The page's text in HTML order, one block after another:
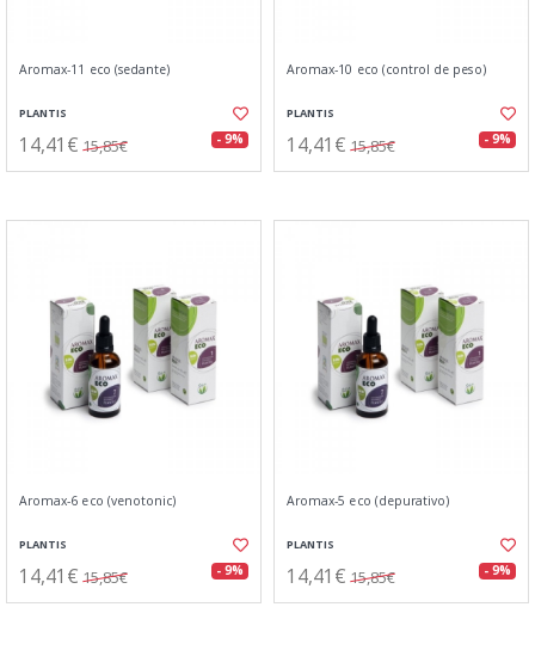
Aromax-11 eco (sedante)
PLANTIS
14,41€ 15,85€ - 9%
Aromax-10 eco (control de peso)
PLANTIS
14,41€ 15,85€ - 9%
Aromax-6 eco (venotonic)
PLANTIS
14,41€ 15,85€ - 9%
Aromax-5 eco (depurativo)
PLANTIS
14,41€ 15,85€ - 9%